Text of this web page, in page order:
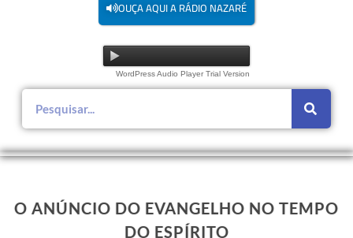
OUÇA AQUI A RÁDIO NAZARÉ
WordPress Audio Player Trial Version
O ANÚNCIO DO EVANGELHO NO TEMPO
DO ESPÍRITO